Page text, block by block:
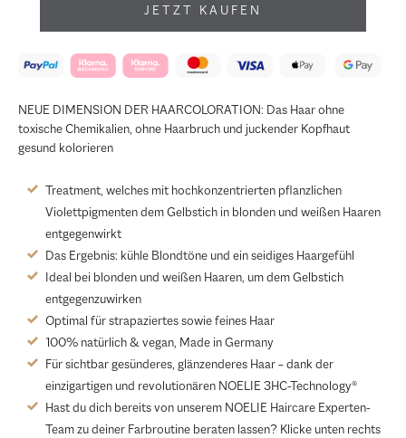
JETZT KAUFEN
NEUE DIMENSION DER HAARCOLORATION: Das Haar ohne
toxische Chemikalien, ohne Haarbruch und juckender Kopfhaut
gesund kolorieren
Treatment, welches mit hochkonzentrierten pflanzlichen
Violettpigmenten dem Gelbstich in blonden und weißen Haaren
entgegenwirkt
Das Ergebnis: kühle Blondtöne und ein seidiges Haargefühl
Ideal bei blonden und weißen Haaren, um dem Gelbstich
entgegenzuwirken
Optimal für strapaziertes sowie feines Haar
100% natürlich & vegan, Made in Germany
Für sichtbar gesünderes, glänzenderes Haar – dank der
einzigartigen und revolutionären NOELIE 3HC-Technology®
Hast du dich bereits von unserem NOELIE Haircare Experten-
Team zu deiner Farbroutine beraten lassen? Klicke unten rechts